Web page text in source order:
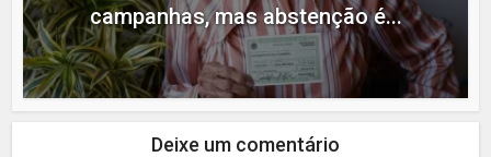
campanhas, mas abstenção é...
Deixe um comentário